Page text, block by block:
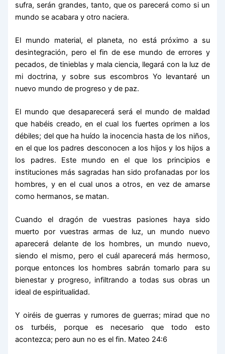
sufra, serán grandes, tanto, que os parecerá como si un
mundo se acabara y otro naciera.
El mundo material, el planeta, no está próximo a su
desintegración, pero el fin de ese mundo de errores y
pecados, de tinieblas y mala ciencia, llegará con la luz de
mi doctrina, y sobre sus escombros Yo levantaré un
nuevo mundo de progreso y de paz.
El mundo que desaparecerá será el mundo de maldad
que habéis creado, en el cual los fuertes oprimen a los
débiles; del que ha huído la inocencia hasta de los niños,
en el que los padres desconocen a los hijos y los hijos a
los padres. Este mundo en el que los principios e
instituciones más sagradas han sido profanadas por los
hombres, y en el cual unos a otros, en vez de amarse
como hermanos, se matan.
Cuando el dragón de vuestras pasiones haya sido
muerto por vuestras armas de luz, un mundo nuevo
aparecerá delante de los hombres, un mundo nuevo,
siendo el mismo, pero el cuál aparecerá más hermoso,
porque entonces los hombres sabrán tomarlo para su
bienestar y progreso, infiltrando a todas sus obras un
ideal de espiritualidad.
Y oiréis de guerras y rumores de guerras; mirad que no
os turbéis, porque es necesario que todo esto
acontezca; pero aun no es el fin. Mateo 24:6